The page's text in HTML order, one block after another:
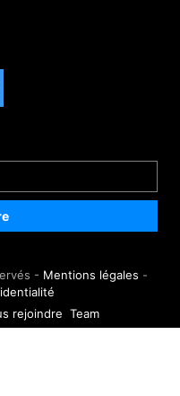
- Mentions légales -
rejoindre Team